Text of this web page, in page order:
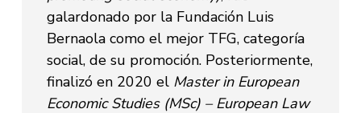
galardonado por la Fundación Luis
Bernaola como el mejor TFG, categoría
social, de su promoción. Posteriormente,
finalizó en 2020 el Master in European
Economic Studies (MSc) – European Law